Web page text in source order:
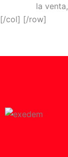
la
[/col] [/row]